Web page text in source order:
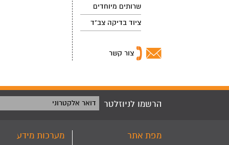
שרותים מיוחדים
ציוד בדיקה צב"ד
צור קשר
הרשמו לניוזלטר דואר אלקטרוני
מפת אתר מערכות מידע